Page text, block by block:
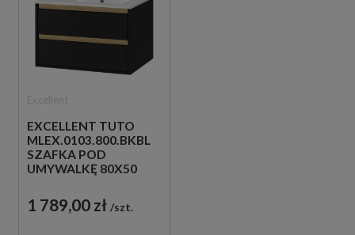
EXCELLENT TUTO
MLEX.0103.800.BKBL
SZAFKA POD
UMYWALKĘ 80X50
1 789,00 zł szt.